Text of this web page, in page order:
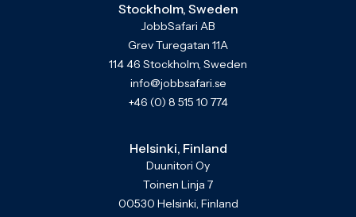
Stockholm, Sweden
JobbSafari AB
Grev Turegatan 11A
114 46 Stockholm, Sweden
info@jobbsafari.se
+46 (0) 8 515 10 774
Helsinki, Finland
Duunitori Oy
Toinen Linja 7
00530 Helsinki, Finland